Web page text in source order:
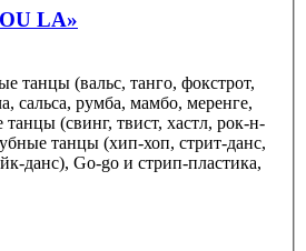
LA»
танцы (вальс, танго, фокстрот,
сальса, румба, мамбо, меренге,
танцы (свинг, твист, хастл, рок-н-
танцы (хип-хоп, стрит-данс,
данс), Go-go и стрип-пластика,